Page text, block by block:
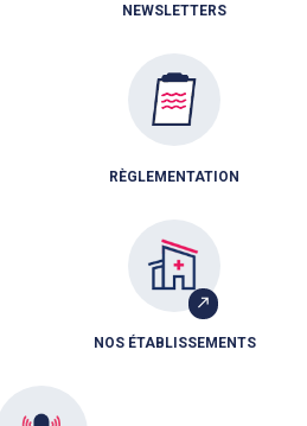
NEWSLETTERS
RÈGLEMENTATION
NOS ÉTABLISSEMENTS